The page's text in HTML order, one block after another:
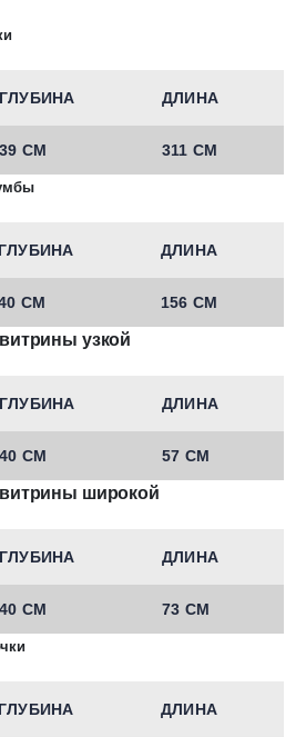
ГЛУБИНА ДЛИНА
39 СМ 311 СМ
ГЛУБИНА ДЛИНА
СМ 156 СМ
узкой
ГЛУБИНА ДЛИНА
40 СМ 57 СМ
широкой
ГЛУБИНА ДЛИНА
40 СМ 73 СМ
ГЛУБИНА ДЛИНА